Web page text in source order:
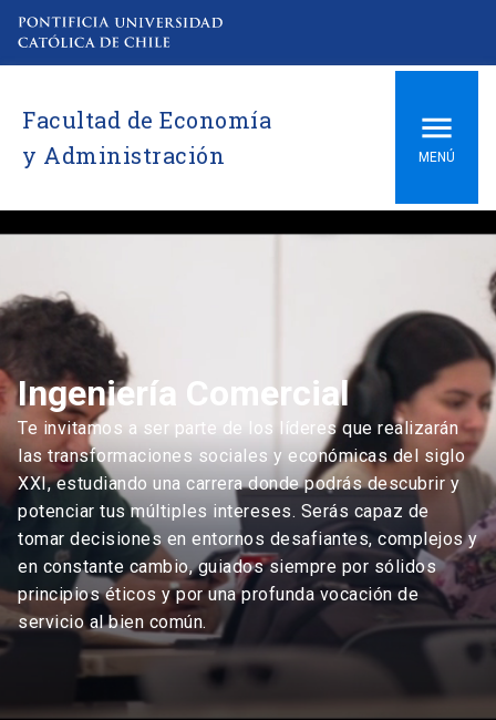
Facultad de Economía
y Administración
MENÚ
Ingeniería Comercial
Te invitamos a ser parte de los líderes que realizarán
las transformaciones sociales y económicas del siglo
XXI, estudiando una carrera donde podrás descubrir y
potenciar tus múltiples intereses. Serás capaz de
tomar decisiones en entornos desafiantes, complejos y
en constante cambio, guiados siempre por sólidos
principios éticos y por una profunda vocación de
servicio al bien común.